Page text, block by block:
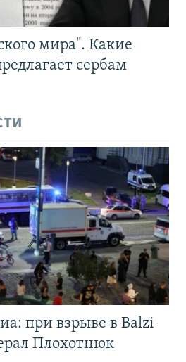
мира". Какие
сербам
при взрыве в Balzi
Плохотнюк